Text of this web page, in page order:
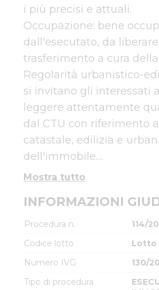
i più precisi e attuali.
Occupazione: bene
dall'esecutato, da liberare
trasferimento a cura
Regolarità urbanistico-
si invitano gli interessati
leggere attentamente
dal CTU con riferimento
catastale, edilizia e
dell'immobile....
Mostra tutto
INFORMAZIONI
Procedura n.
114/
Codice lotto
Lotto
Numero IVG
130/
Tipo di procedura